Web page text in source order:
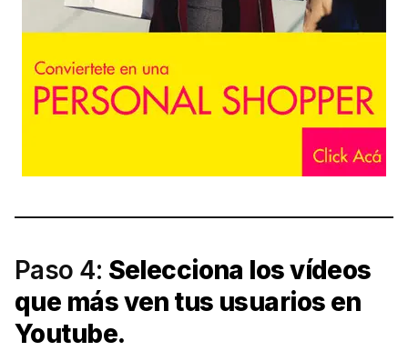
Paso 4: Selecciona los vídeos
que más ven tus usuarios en
Youtube.